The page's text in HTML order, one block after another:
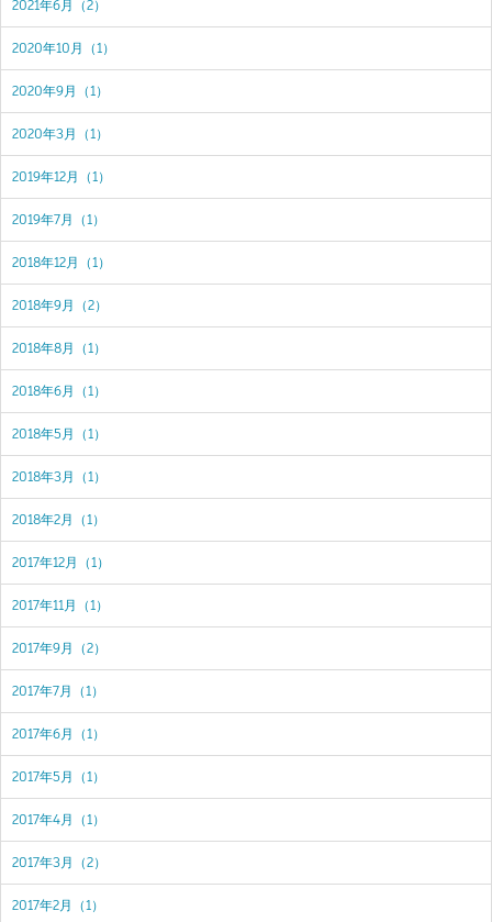
2021年6月（2）
2020年10月（1）
2020年9月（1）
2020年3月（1）
2019年12月（1）
2019年7月（1）
2018年12月（1）
2018年9月（2）
2018年8月（1）
2018年6月（1）
2018年5月（1）
2018年3月（1）
2018年2月（1）
2017年12月（1）
2017年11月（1）
2017年9月（2）
2017年7月（1）
2017年6月（1）
2017年5月（1）
2017年4月（1）
2017年3月（2）
2017年2月（1）